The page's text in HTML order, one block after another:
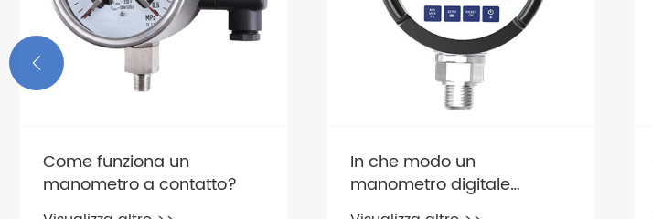
In che modo un
manometro digitale
migliora la precisione e
Quali fattori in genere
influenzano la durata di
vita di un manometro a
